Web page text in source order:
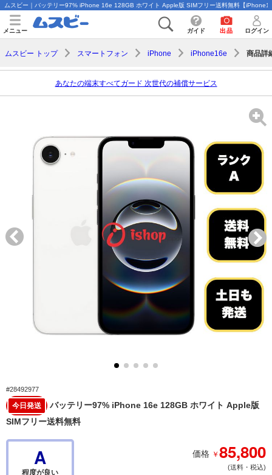
ムスビー｜バッテリー97% iPhone 16e 128GB ホワイト Apple版 SIMフリー送料無料【
メニュー ガイド 出品 ログイン
ムスビー トップ スマートフォン iPhone iPhone16e 商品詳
あなたの端末すべてガード 次世代の補償サービス
#28492977
今日発送
バッテリー97% iPhone 16e 128GB ホワイト Apple版
SIMフリー送料無料
A
程度が良い
価格 ￥85,800
(送料・税込)